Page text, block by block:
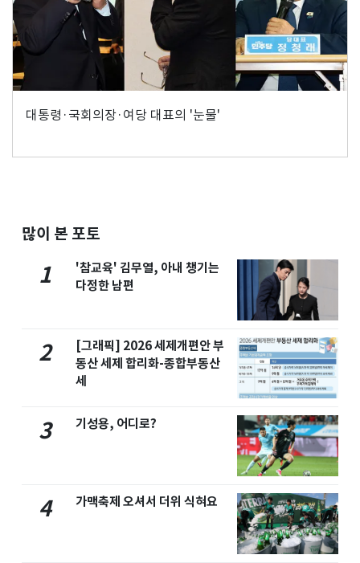
대통령·국회의장·여당 대표의 '눈물'
많이 본 포토
1
'참교육' 김무열, 아내 챙기는
다정한 남편
2
[그래픽] 2026 세제개편안 부
동산 세제 합리화-종합부동산
세
3 기성용, 어디로?
4 가맥축제 오셔서 더위 식혀요